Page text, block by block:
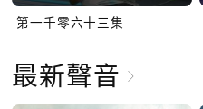
第一千零六十三集
最新聲音